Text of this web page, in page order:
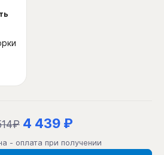
4 439 ₽
- оплата при получении